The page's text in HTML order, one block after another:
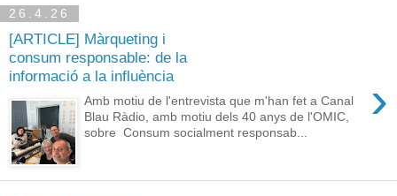
26.4.26
[ARTICLE] Màrqueting i
consum responsable: de la
informació a la influència
›
Amb motiu de l'entrevista que m'han fet a Canal
Blau Ràdio, amb motiu dels 40 anys de l'OMIC,
sobre Consum socialment responsab...